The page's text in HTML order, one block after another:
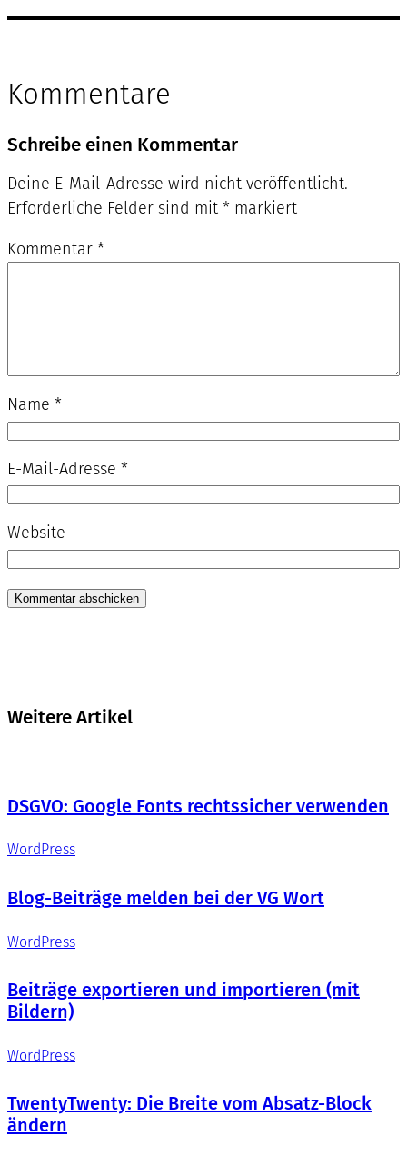
Kommentare
Schreibe einen Kommentar
Deine E-Mail-Adresse wird nicht veröffentlicht.
Erforderliche Felder sind mit * markiert
Kommentar *
Name *
E-Mail-Adresse *
Website
Weitere Artikel
DSGVO: Google Fonts rechtssicher verwenden
WordPress
Blog-Beiträge melden bei der VG Wort
WordPress
Beiträge exportieren und importieren (mit
Bildern)
WordPress
TwentyTwenty: Die Breite vom Absatz-Block
ändern